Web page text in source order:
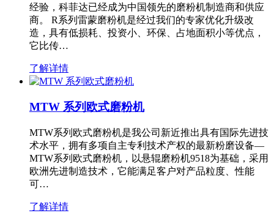
经验，科菲达已经成为中国领先的磨粉机制造商和供应
商。 R系列雷蒙磨粉机是经过我们的专家优化升级改
造，具有低损耗、投资小、环保、占地面积小等优点，
它比传…
了解详情
MTW 系列欧式磨粉机
MTW系列欧式磨粉机是我公司新近推出具有国际先进技
术水平，拥有多项自主专利技术产权的最新粉磨设备—
MTW系列欧式磨粉机，以悬辊磨粉机9518为基础，采用
欧洲先进制造技术，它能满足客户对产品粒度、性能
可…
了解详情